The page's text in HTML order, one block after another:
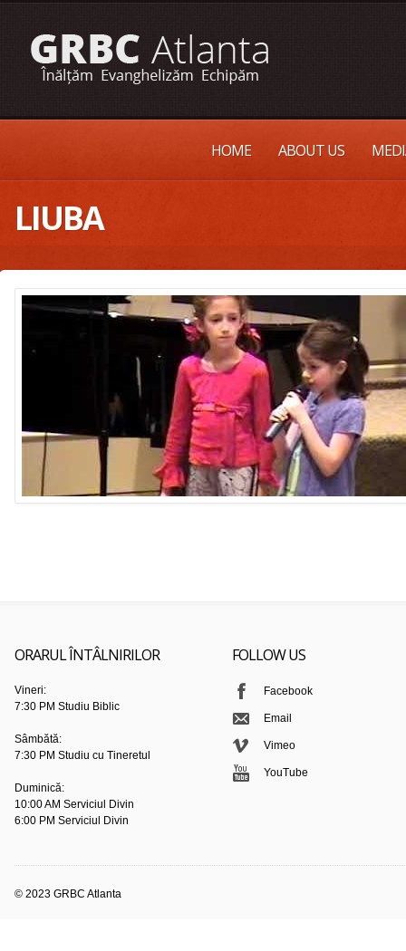
HOME ABOUT US
LIUBA
ORARUL ÎNTÂLNIRILOR
Vineri:
7:30 PM Studiu Biblic
Sâmbătă:
7:30 PM Studiu cu Tineretul
Duminică:
10:00 AM Serviciul Divin
6:00 PM Serviciul Divin
FOLLOW US
Facebook
Email
Vimeo
YouTube
© 2023 GRBC Atlanta